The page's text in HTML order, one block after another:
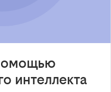
интеллекта